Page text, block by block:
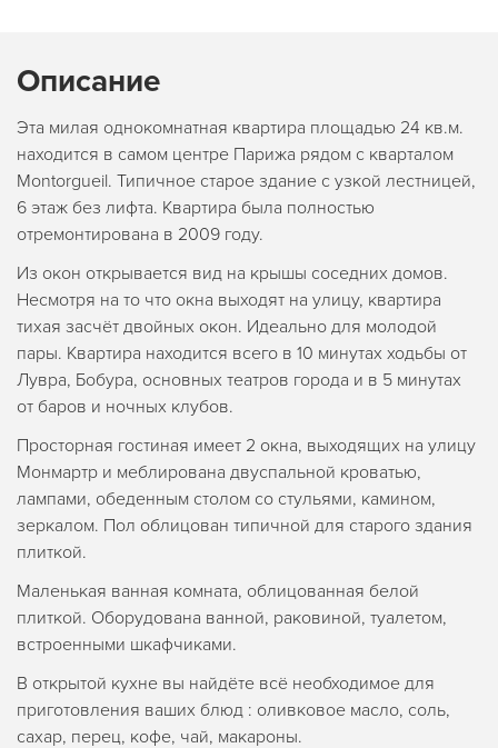
Описание
Эта милая однокомнатная квартира площадью 24 кв.м.
находится в самом центре Парижа рядом с кварталом
Montorgueil. Типичное старое здание с узкой лестницей,
6 этаж без лифта. Квартира была полностью
отремонтирована в 2009 году.
Из окон открывается вид на крышы соседних домов.
Несмотря на то что окна выходят на улицу, квартира
тихая засчёт двойных окон. Идеально для молодой
пары. Квартира находится всего в 10 минутах ходьбы от
Лувра, Бобура, основных театров города и в 5 минутах
от баров и ночных клубов.
Просторная гостиная имеет 2 окна, выходящих на улицу
Монмартр и меблирована двуспальной кроватью,
лампами, обеденным столом со стульями, камином,
зеркалом. Пол облицован типичной для старого здания
плиткой.
Маленькая ванная комната, облицованная белой
плиткой. Оборудована ванной, раковиной, туалетом,
встроенными шкафчиками.
В открытой кухне вы найдёте всё необходимое для
приготовления ваших блюд : оливковое масло, соль,
сахар, перец, кофе, чай, макароны.